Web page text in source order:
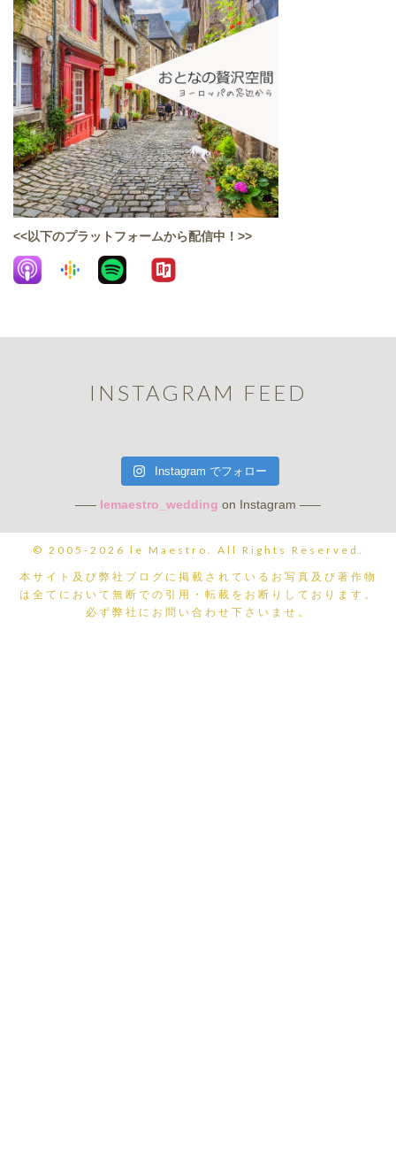
<<以下のプラットフォームから配信中！>>
INSTAGRAM FEED
Instagram でフォロー
––– lemaestro_wedding on Instagram –––
© 2005-2026 le Maestro. All Rights Reserved.
本サイト及び弊社ブログに掲載されているお写真及び著作物
は全てにおいて無断での引用・転載をお断りしております。
必ず弊社にお問い合わせ下さいませ。